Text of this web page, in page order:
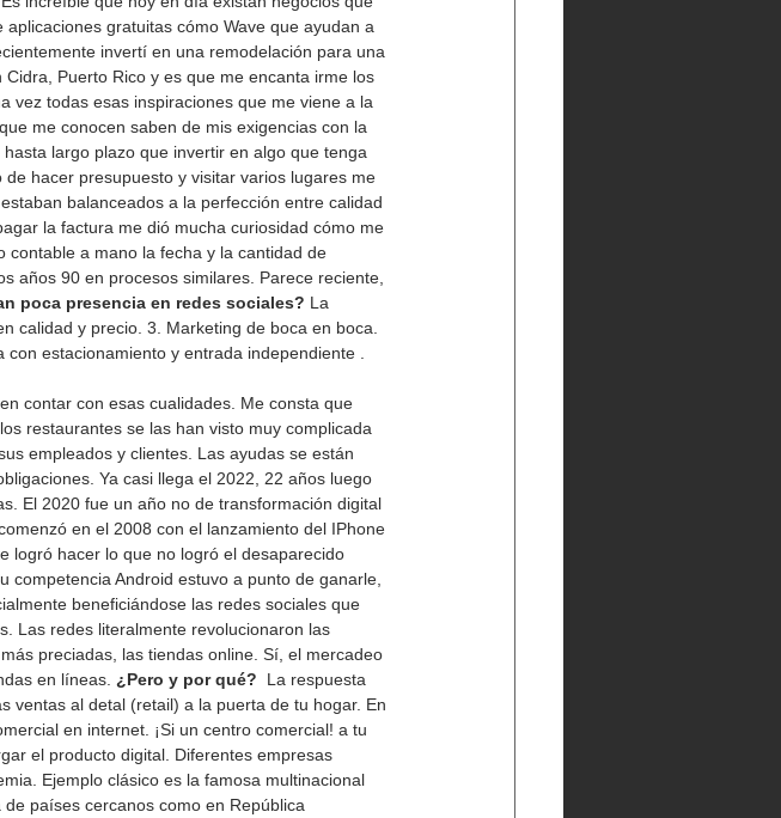
gratuitas cómo Wave que ayudan a
invertí en una remodelación para una
Puerto Rico y es que me encanta irme los
vez todas esas inspiraciones que me viene a la
me conocen saben de mis exigencias con la
largo plazo que invertir en algo que tenga
hacer presupuesto y visitar varios lugares me
balanceados a la perfección entre calidad
la factura me dió mucha curiosidad cómo me
a mano la fecha y la cantidad de
años 90 en procesos similares. Parece reciente,
poca presencia en redes sociales? La
calidad y precio. 3. Marketing de boca en boca.
estacionamiento y entrada independiente .
contar con esas cualidades. Me consta que
restaurantes se las han visto muy complicada
empleados y clientes. Las ayudas se están
Ya casi llega el 2022, 22 años luego
El 2020 fue un año no de transformación digital
en el 2008 con el lanzamiento del IPhone
logró hacer lo que no logró el desaparecido
Android estuvo a punto de ganarle,
beneficiándose las redes sociales que
Las redes literalmente revolucionaron las
preciadas, las tiendas online. Sí, el mercadeo
en líneas. ¿Pero y por qué? La respuesta
ventas al detal (retail) a la puerta de tu hogar. En
en internet. ¡Si un centro comercial! a tu
el producto digital. Diferentes empresas
Ejemplo clásico es la famosa multinacional
países cercanos como en República